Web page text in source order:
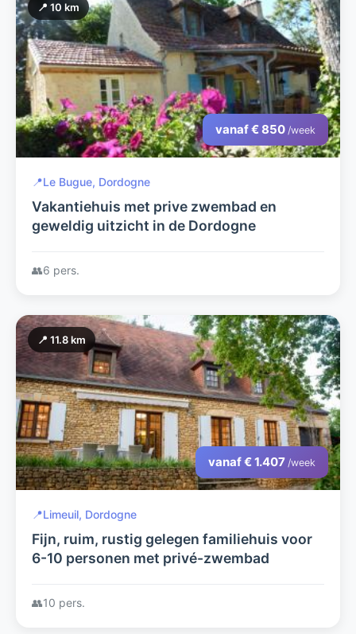
📍 10 km
vanaf € 850 /week
📍Le Bugue, Dordogne
Vakantiehuis met prive zwembad en
geweldig uitzicht in de Dordogne
👥6 pers.
📍 11.8 km
vanaf € 1.407 /week
📍Limeuil, Dordogne
Fijn, ruim, rustig gelegen familiehuis voor
6-10 personen met privé-zwembad
👥10 pers.